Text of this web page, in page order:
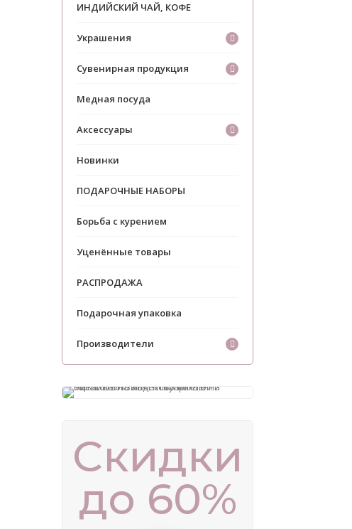
ИНДИЙСКИЙ ЧАЙ, КОФЕ
Украшения
Сувенирная продукция
Медная посуда
Аксессуары
Новинки
ПОДАРОЧНЫЕ НАБОРЫ
Борьба с курением
Уценённые товары
РАСПРОДАЖА
Подарочная упаковка
Производители
Скидки
до 60%